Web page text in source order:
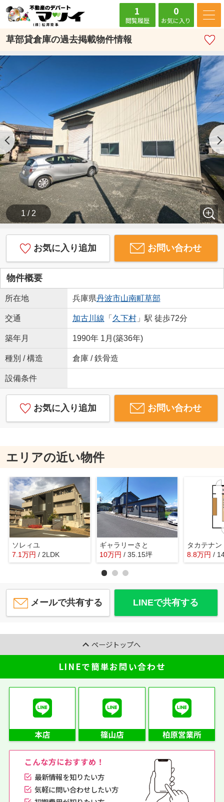
1
閲覧履歴
0
お気に入り
草部貸倉庫の過去掲載物件情報
1 / 2
お気に入り追加 お問い合わせ
物件概要
所在地 兵庫県丹波市山南町草部
交通 加古川線 「 久下村」駅 徒歩72分
築年月 1990年 1月(築36年)
種別 / 構造 倉庫 / 鉄骨造
設備条件
お気に入り追加 お問い合わせ
エリアの近い物件
ソレィユ
7.1万円 / 2LDK
ギャラリーさと
10万円 / 35.15坪
タカテナン
8.8万円 /
メールで共有する LINEで共有する
ページトップへ
LINEで簡単お問い合わせ
こんな方におすすめ！
最新情報を知りたい方
気軽に問い合わせしたい方